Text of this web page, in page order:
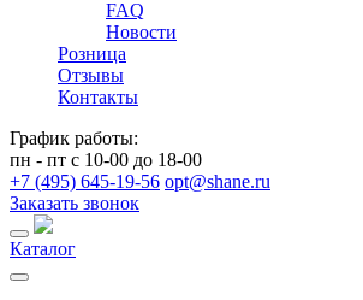
FAQ
Новости
Розница
Отзывы
Контакты
График работы:
пн - пт с 10-00 до 18-00
+7 (495) 645-19-56 opt@shane.ru
Заказать звонок
Каталог